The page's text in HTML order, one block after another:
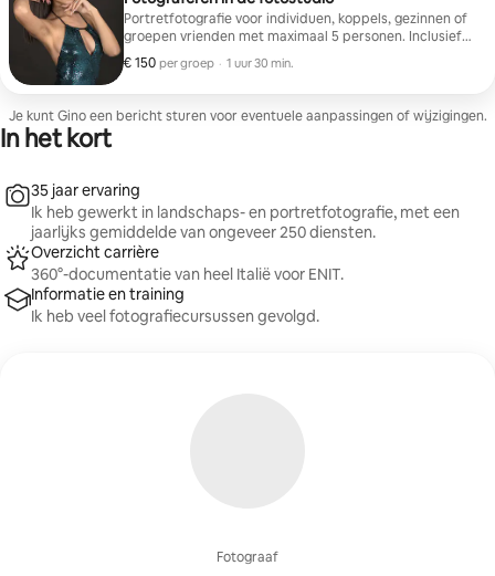
Portretfotografie voor individuen, koppels, gezinnen of
groepen vrienden met maximaal 5 personen. Inclusief 4
kledingwissels, HD-foto's met onmiddellijke levering.
€ 150 per groep
€ 150 per groep
, · 1 uur 30 min.
Je kunt Gino een bericht sturen voor eventuele aanpassingen of wijzigingen.
In het kort
Fotograaf
35 jaar ervaring
Ik heb gewerkt in landschaps- en portretfotografie, met een
jaarlijks gemiddelde van ongeveer 250 diensten.
Overzicht carrière
360°-documentatie van heel Italië voor ENIT.
Informatie en training
Ik heb veel fotografiecursussen gevolgd.